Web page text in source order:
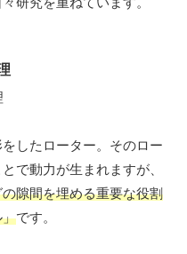
したローター。そのロー
で動力が生まれますが、
隙間を埋める重要な役割
」です。